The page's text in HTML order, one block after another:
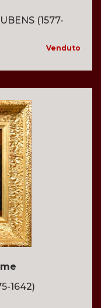
(1577-
Venduto
1642)